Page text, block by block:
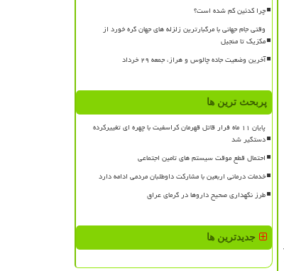
چرا کدئین کم شده است؟
وقتی جام جهانی با مرگبارترین زلزله های جهان گره خورد از
مکزیک تا منجیل
آخرین وضعیت جاده چالوس و هراز، جمعه ۲۹ خرداد
پربحث ترین ها
پایان ۱۱ ماه فرار قاتل قهرمان کراسفیت با چهره ای تغییرکرده
دستگیر شد
احتمال قطع موقت سیستم های تامین اجتماعی
خدمات درمانی اربعین با مشارکت داوطلبان مردمی ادامه دارد
طرز نگهداری صحیح داروها در گرمای عراق
جدیدترین ها